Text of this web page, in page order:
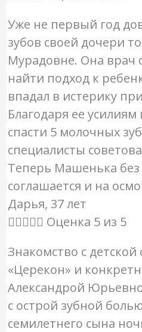
Уже не первый год
зубов своей дочери
Мурадовне. Она врач
найти подход к
впадал в истерику
Благодаря ее усилиям
спасти 5 молочных
специалисты
Теперь Машенька
соглашается и на
Дарья, 37 лет
 Оценка 5 из 5
Знакомство с детской
«Церекон» и
Александрой
с острой зубной
семилетнего сына